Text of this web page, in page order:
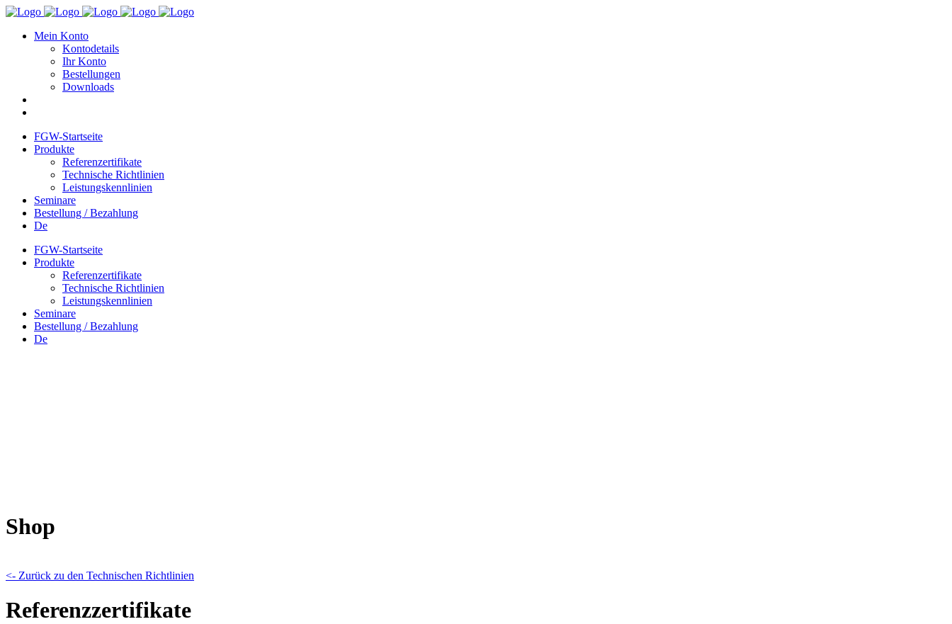
Mein Konto
Kontodetails
Ihr Konto
Bestellungen
Downloads
FGW-Startseite
Produkte
Referenzertifikate
Technische Richtlinien
Leistungskennlinien
Seminare
Bestellung / Bezahlung
De
FGW-Startseite
Produkte
Referenzertifikate
Technische Richtlinien
Leistungskennlinien
Seminare
Bestellung / Bezahlung
De
Shop
<- Zurück zu den Technischen Richtlinien
Referenzzertifikate